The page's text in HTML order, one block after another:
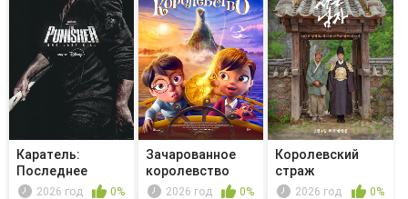
Каратель:
Последнее
убийство
2026 год 0%
Зачарованное
королевство
2026 год 0%
Королевский
страж
2026 год 0%